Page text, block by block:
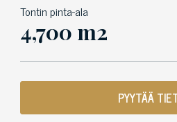
Tontin pinta-ala
4,700 m2
PYYTÄÄ